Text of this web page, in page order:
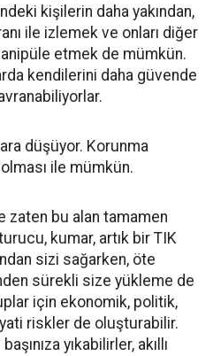
kişilerin daha yakından,
ile izlemek ve onları diğer
etmek de mümkün.
kendilerini daha güvende
düşüyor. Korunma
olması ile mümkün.
zaten bu alan tamamen
kumar, artık bir TIK
sizi sağarken, öte
sürekli size yükleme de
için ekonomik, politik,
riskler de oluşturabilir.
yıkabilirler, akıllı